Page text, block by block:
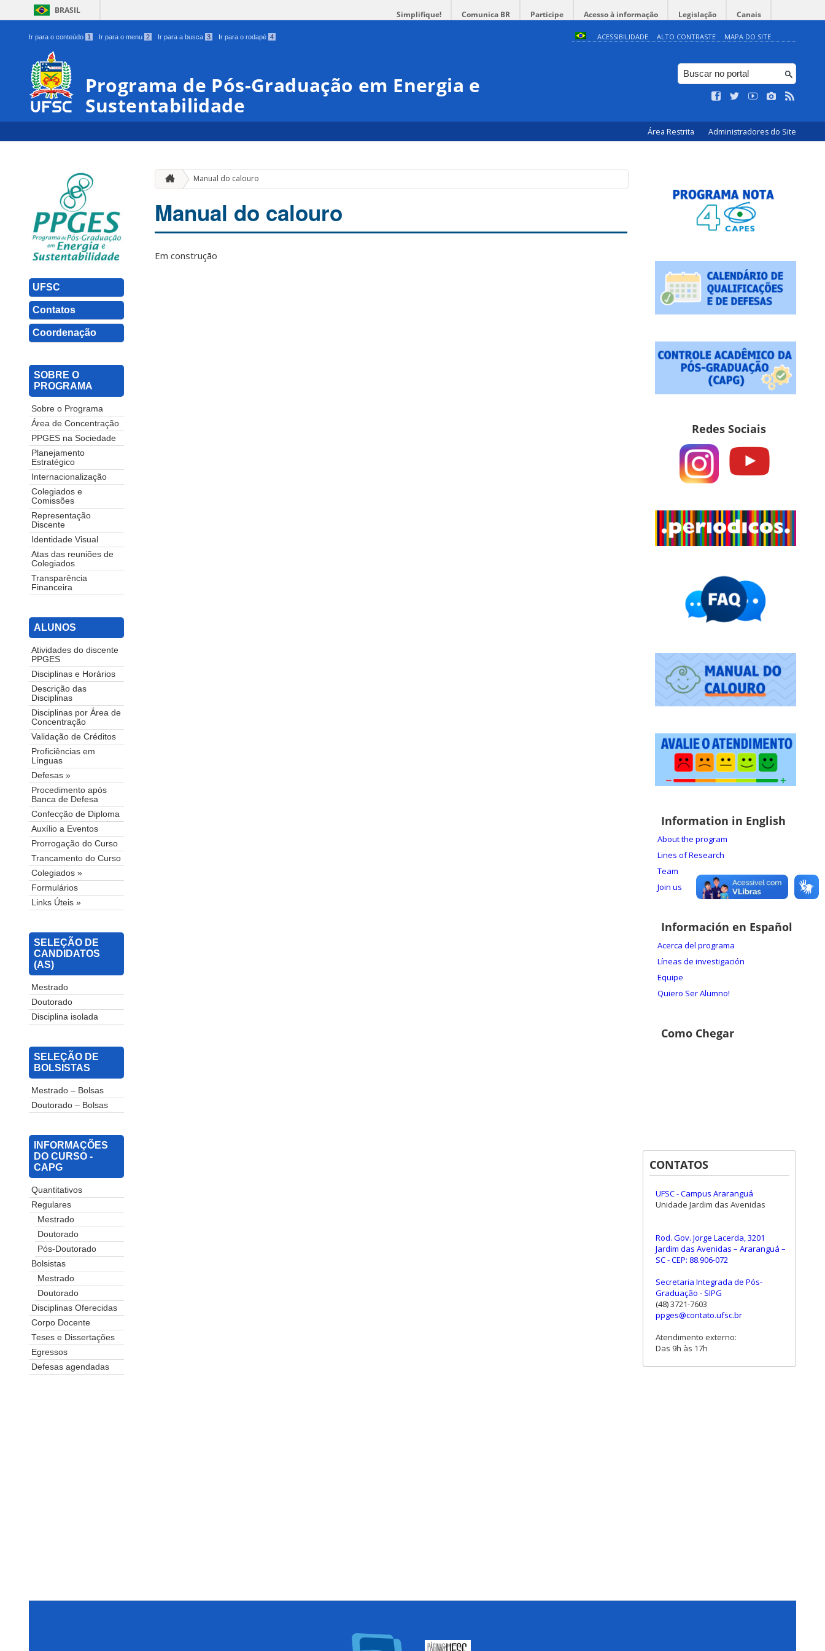
BRASIL Simplifique! Comunica BR Participe Acesso à informação Legislação Canais
Ir para o conteúdo 1 Ir para o menu 2 Ir para a busca 3 Ir para o rodapé 4 ACESSIBILIDADE ALTO CONTRASTE MAPA DO SITE
Programa de Pós-Graduação em Energia e
Sustentabilidade
Área Restrita Administradores do Site
UFSC
Contatos
Coordenação
SOBRE O
PROGRAMA
Sobre o Programa
Área de Concentração
PPGES na Sociedade
Planejamento
Estratégico
Internacionalização
Colegiados e
Comissões
Representação
Discente
Identidade Visual
Atas das reuniões de
Colegiados
Transparência
Financeira
ALUNOS
Atividades do discente
PPGES
Disciplinas e Horários
Descrição das
Disciplinas
Disciplinas por Área de
Concentração
Validação de Créditos
Proficiências em
Línguas
Defesas »
Procedimento após
Banca de Defesa
Confecção de Diploma
Auxílio a Eventos
Prorrogação do Curso
Trancamento do Curso
Colegiados »
Formulários
Links Úteis »
SELEÇÃO DE
CANDIDATOS
(AS)
Mestrado
Doutorado
Disciplina isolada
SELEÇÃO DE
BOLSISTAS
Mestrado – Bolsas
Doutorado – Bolsas
INFORMAÇÕES
DO CURSO -
CAPG
Quantitativos
Regulares
Mestrado
Doutorado
Pós-Doutorado
Bolsistas
Mestrado
Doutorado
Disciplinas Oferecidas
Corpo Docente
Teses e Dissertações
Egressos
Defesas agendadas
Manual do calouro
Manual do calouro
Em construção
Redes Sociais
Information in English
About the program
Lines of Research
Team
Join us
Información en Español
Acerca del programa
Líneas de investigación
Equipe
Quiero Ser Alumno!
Como Chegar
CONTATOS
UFSC - Campus Araranguá
Unidade Jardim das Avenidas
Rod. Gov. Jorge Lacerda, 3201
Jardim das Avenidas – Araranguá –
SC - CEP: 88.906-072
Secretaria Integrada de Pós-
Graduação - SIPG
(48) 3721-7603
ppges@contato.ufsc.br
Atendimento externo:
Das 9h às 17h